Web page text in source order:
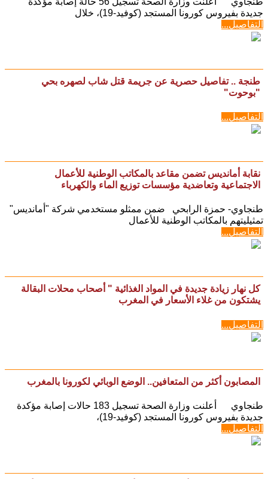
جديدة بفيروس كورونا المستجد (كوفيد-19)، خلال
التفاصيل...
طنجة .. تفاصيل حصرية عن جريمة قتل شاب لصهره بحي
"بوحوت"
التفاصيل...
نقابة أمانديس تضمن مقاعد بالمكاتب الوطنية للأعمال
الاجتماعية وتعاضدية مؤسسات توزيع الماء والكهرباء
طنجاوي- حمزة الرابحي ضمن ممثلو مستخدمي شركة "أمانديس"
تمثيليتهم بالمكاتب الوطنية للأعمال
التفاصيل...
كل نهار زيادة جديدة في المواد الغذائية " أصحاب محلات البقالة
يشتكون من غلاء الأسعار في المغرب
التفاصيل...
المصابون أكثر من المتعافين.. الوضع الوبائي لكورونا بالمغرب
طنجاوي أعلنت وزارة الصحة تسجيل 183 حالات إصابة مؤكدة
جديدة بفيروس كورونا المستجد (كوفيد-19)،
التفاصيل...